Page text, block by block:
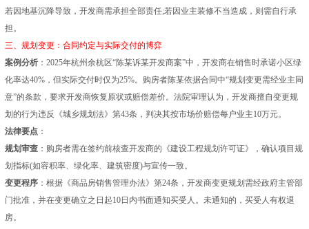
若因地基沉降导致，开发商需承担全部责任;若因业主装修不当造成，则需自行承
担。
三、规划变更：合同约定与实际交付的博弈
案例分析：2025年杭州余杭区“陈某诉某开发商案”中，开发商在销售时承诺小区绿
化率达40%，但实际交付时仅为25%。购房者陈某依据合同中“规划变更需经业主同
意”的条款，要求开发商恢复原状或赔偿差价。法院审理认为，开发商擅自变更规
划的行为违反《城乡规划法》第43条，判决其按市场价赔偿每户业主10万元。
法律要点：
规划审查：购房者需在签约前核查开发商的《建设工程规划许可证》，确认项目规
划指标(如容积率、绿化率、建筑密度)与宣传一致。
变更程序：根据《商品房销售管理办法》第24条，开发商变更规划需经政府主管部
门批准，并在变更确立之日起10日内书面通知买受人。未通知的，买受人有权退
房。